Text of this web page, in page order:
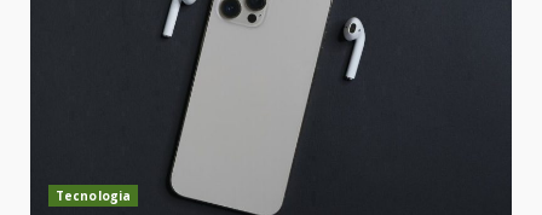
Tecnologia